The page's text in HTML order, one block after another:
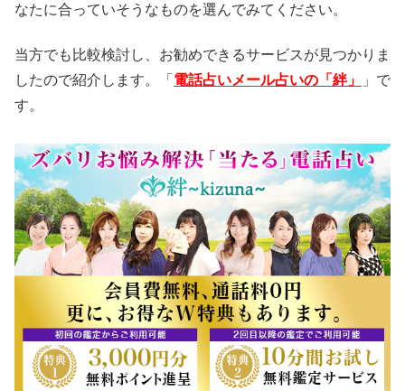
なたに合っていそうなものを選んでみてください。
当方でも比較検討し、お勧めできるサービスが見つかりま
したので紹介します。「 電話占いメール占いの「絆」
」で
す。